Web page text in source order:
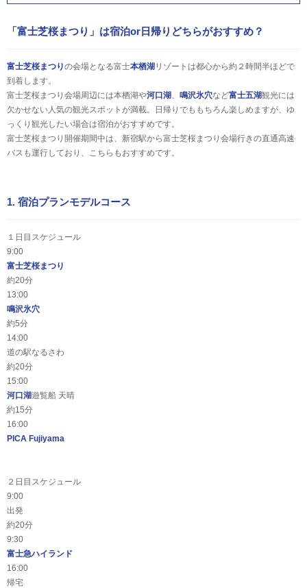
「富士芝桜まつり」は宿泊or日帰りどちらがおすすめ？
富士芝桜まつりの会場となる富士本栖湖 リゾートは都心から約２時間半ほどで
到着します。
富士芝桜まつり会場周辺には本栖湖や河口湖、 鳴沢氷穴など富士五湖観光には
欠かせない人気の観光スポットが満載。日帰りでももちろん楽しめますが、ゆ
っくり観光したい場合は宿泊がおすすめです。
富士芝桜まつり開催期間中は、新宿駅から富士芝桜まつり会場行きの直通高速
バスも運行しており、こちらもおすすめです。
1. 宿泊プランモデルコース
１日目スケジュール
9:00
富士芝桜まつり
約20分
13:00
鳴沢氷穴
約5分
14:00
道の駅なるさわ
約20分
15:00
河口湖遊覧船 天晴
約15分
16:00
PICA Fujiyama
２日目スケジュール
9:00
出発
約20分
9:30
富士急ハイランド
16:00
帰宅